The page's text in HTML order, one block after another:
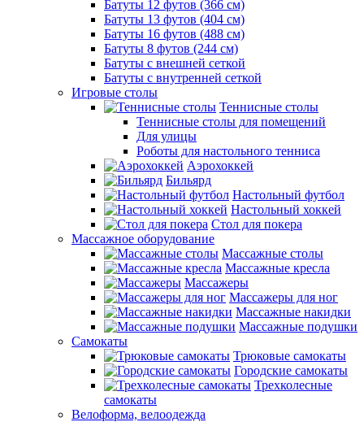
Батуты 12 футов (366 см)
Батуты 13 футов (404 см)
Батуты 16 футов (488 см)
Батуты 8 футов (244 см)
Батуты с внешней сеткой
Батуты с внутренней сеткой
Игровые столы
Теннисные столы
Теннисные столы для помещений
Для улицы
Роботы для настольного тенниса
Аэрохоккей
Бильярд
Настольный футбол
Настольный хоккей
Стол для покера
Массажное оборудование
Массажные столы
Массажные кресла
Массажеры
Массажеры для ног
Массажные накидки
Массажные подушки
Самокаты
Трюковые самокаты
Городские самокаты
Трехколесные
самокаты
Велоформа, велоодежда